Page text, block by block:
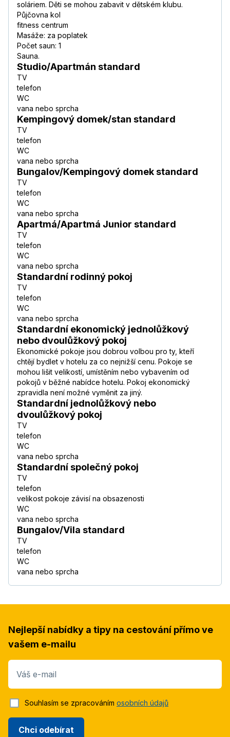
soláriem. Děti se mohou zabavit v dětském klubu.
Půjčovna kol
fitness centrum
Masáže: za poplatek
Počet saun: 1
Sauna.
Studio/Apartmán standard
TV
telefon
WC
vana nebo sprcha
Kempingový domek/stan standard
TV
telefon
WC
vana nebo sprcha
Bungalov/Kempingový domek standard
TV
telefon
WC
vana nebo sprcha
Apartmá/Apartmá Junior standard
TV
telefon
WC
vana nebo sprcha
Standardní rodinný pokoj
TV
telefon
WC
vana nebo sprcha
Standardní ekonomický jednolůžkový
nebo dvoulůžkový pokoj
Ekonomické pokoje jsou dobrou volbou pro ty, kteří
chtějí bydlet v hotelu za co nejnižší cenu. Pokoje se
mohou lišit velikostí, umístěním nebo vybavením od
pokojů v běžné nabídce hotelu. Pokoj ekonomický
zpravidla není možné vyměnit za jiný.
Standardní jednolůžkový nebo
dvoulůžkový pokoj
TV
telefon
WC
vana nebo sprcha
Standardní společný pokoj
TV
telefon
velikost pokoje závisí na obsazenosti
WC
vana nebo sprcha
Bungalov/Vila standard
TV
telefon
WC
vana nebo sprcha
Nejlepší nabídky a tipy na cestování přímo ve
vašem e-mailu
Váš e-mail
Chci odebírat
Souhlasím se zpracováním osobních údajů